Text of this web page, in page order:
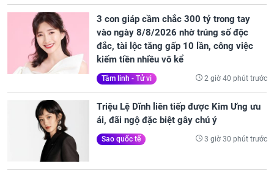
3 con giáp cầm chắc 300 tỷ trong tay
vào ngày 8/8/2026 nhờ trúng số độc
đắc, tài lộc tăng gấp 10 lần, công việc
kiếm tiền nhiều vô kể
Tâm linh - Tử vi 2 giờ 40 phút trước
Triệu Lệ Dĩnh liên tiếp được Kim Ưng ưu
ái, đãi ngộ đặc biệt gây chú ý
Sao quốc tế 3 giờ 30 phút trước